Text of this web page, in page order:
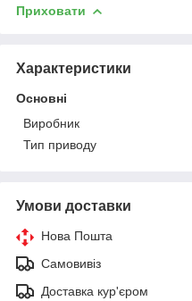
Приховати
Характеристики
Основні
Виробник
Тип приводу
Умови доставки
Нова Пошта
Самовивіз
Доставка кур'єром